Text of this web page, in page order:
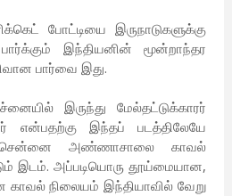
போட்டியை இருநாடுகளுக்கு
இந்தியனின் மூன்றாந்தர
பார்வை இது.
இருந்து மேல்தட்டுக்காரர்
என்பதற்கு இந்தப் படத்திலேயே
சென்னை அண்ணாசாலை காவல்
இடம். அப்படியொரு தூய்மையான,
நிலையம் இந்தியாவில் வேறு